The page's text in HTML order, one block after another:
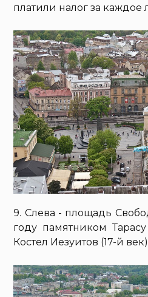
платили налог за каждое
9. Слева - площадь
году памятником
Костел Иезуитов (17-й